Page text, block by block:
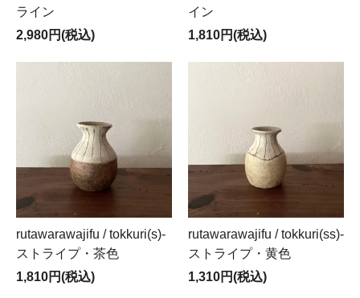
ライン
2,980円(税込)
イン
1,810円(税込)
rutawarawajifu / tokkuri(s)-
ストライプ・茶色
1,810円(税込)
rutawarawajifu / tokkuri(ss)-
ストライプ・黄色
1,310円(税込)